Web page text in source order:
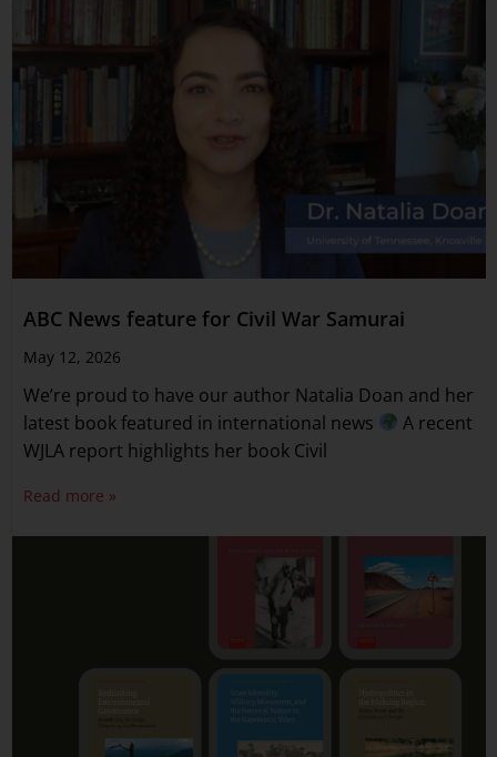
ABC News feature for Civil War Samurai
May 12, 2026
We’re proud to have our author Natalia Doan and her
latest book featured in international news
A recent
WJLA report highlights her book Civil
Read more »